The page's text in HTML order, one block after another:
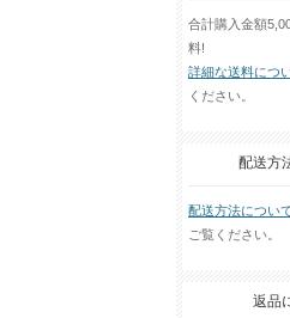
合計購入金額
料!
詳細な送料につ
ください。
配送方
配送方法につい
ご覧ください。
返品